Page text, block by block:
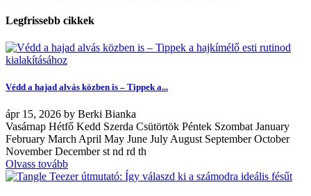
Legfrissebb cikkek
Védd a hajad alvás közben is – Tippek a...
ápr 15, 2026 by Berki Bianka
Vasárnap Hétfő Kedd Szerda Csütörtök Péntek Szombat January
February March April May June July August September October
November December st nd rd th
Olvass tovább